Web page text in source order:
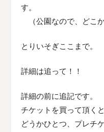
す。
（公園なので、どこ
とりいそぎここまで。
詳細は追って！！
詳細の前に追記です。
チケットを買って頂く
どうかひとつ、プレチ